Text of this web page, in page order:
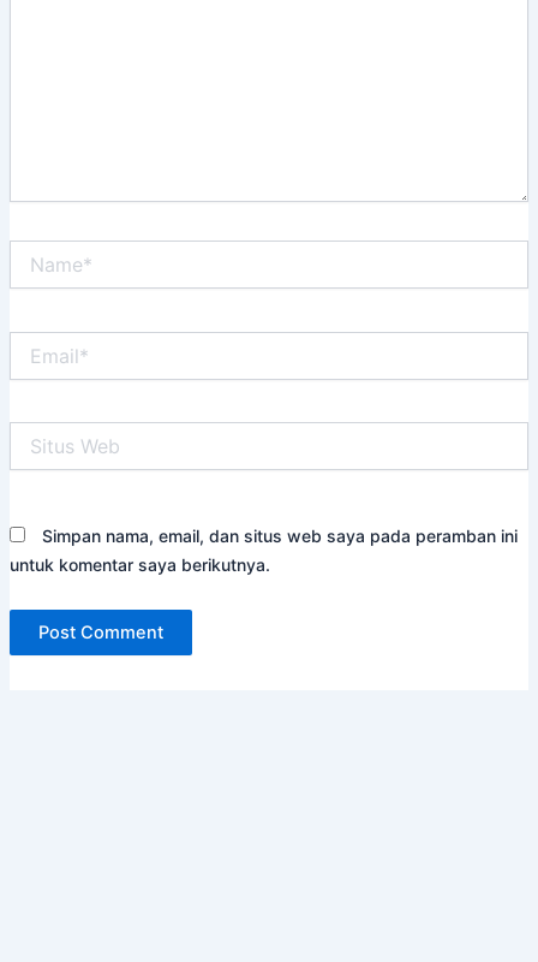
Web
Simpan nama, email, dan situs web saya pada peramban ini
untuk komentar saya berikutnya.